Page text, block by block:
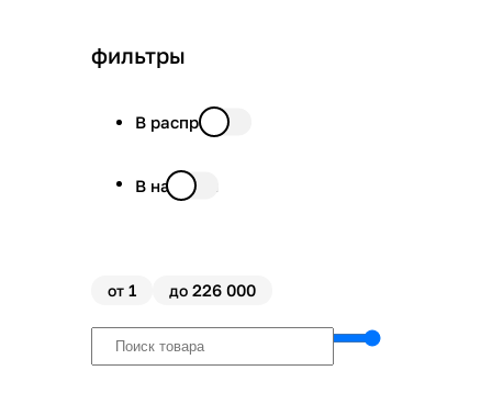
фильтры
В распродаже
В наличии
от 1 до 226 000